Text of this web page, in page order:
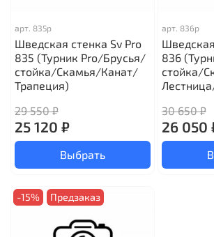
арт. 835р
Шведская стенка Sv Pro
835 (Турник Pro/Брусья/
стойка/Скамья/Канат/
Трапеция)
29 550 ₽
25 120 ₽
Выбрать
арт. 836р
836
стойка/
30 650 ₽
26 050
-15% Предзаказ